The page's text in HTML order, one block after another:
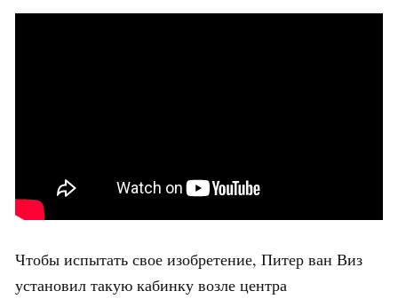
Чтобы испытать свое изобретение, Питер ван Виз
установил такую кабинку возле центра